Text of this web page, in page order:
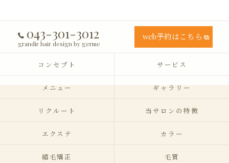
043-301-3012
grandir hair design by germe
web予約はこちら
コンセプト サービス
メニュー ギャラリー
リクルート 当サロンの特徴
エクステ カラー
縮毛矯正 毛質